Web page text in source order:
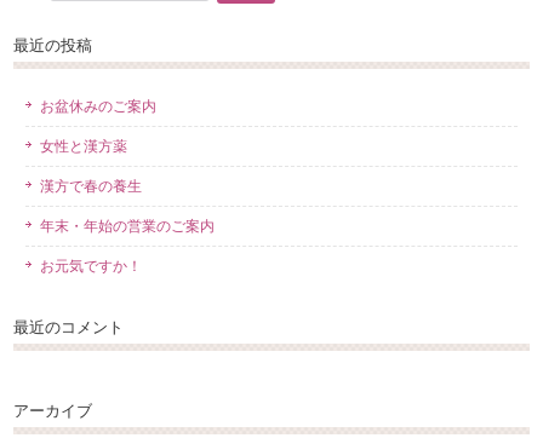
最近の投稿
お盆休みのご案内
女性と漢方薬
漢方で春の養生
年末・年始の営業のご案内
お元気ですか！
最近のコメント
アーカイブ